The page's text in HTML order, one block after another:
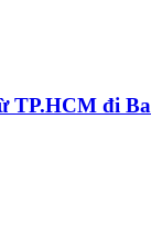
TP.HCM đi Ba